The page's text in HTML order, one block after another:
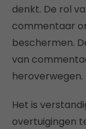
denkt. De rol
commentaar
beschermen.
van
heroverwegen.
Het is
overtuigingen